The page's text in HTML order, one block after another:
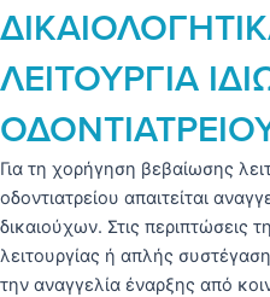
ΛΕΙΤΟΥΡΓΙΑ
Για τη χορήγηση βεβαίωσης
οδοντιατρείου απαιτείται
δικαιούχων. Στις περιπτώσεις
λειτουργίας ή απλής
την αναγγελία έναρξης από